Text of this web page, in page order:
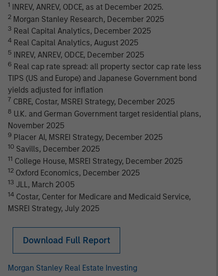
1 INREV, ANREV, ODCE, as at December 2025.
2 Morgan Stanley Research, December 2025
3 Real Capital Analytics, December 2025
4 Real Capital Analytics, August 2025
5 INREV, ANREV, ODCE, December 2025
6 Real cap rate spread: all property sector cap rate less
TIPS (US and Europe) and Japanese Government bond
yields adjusted for inflation
7 CBRE, Costar, MSREI Strategy, December 2025
8 U.K. and German Government target residential plans,
November 2025
9 Placer AI, MSREI Strategy, December 2025
10 Savills, December 2025
11 College House, MSREI Strategy, December 2025
12 Oxford Economics, December 2025
13 JLL, March 2005
14 Costar, Center for Medicare and Medicaid Service,
MSREI Strategy, July 2025
Download Full Report
Morgan Stanley Real Estate Investing